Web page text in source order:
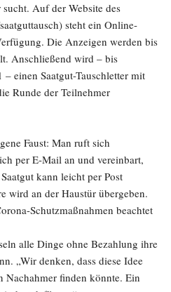
Auf der Website des
steht ein Online-
Die Anzeigen werden bis
Anschließend wird – bis
einen Saatgut-Tauschletter mit
Runde der Teilnehmer
Faust: Man ruft sich
per E-Mail an und vereinbart,
kann leicht per Post
wird an der Haustür übergeben.
Schutzmaßnahmen beachtet
alle Dinge ohne Bezahlung ihre
„Wir denken, dass diese Idee
Nachahmer finden könnte. Ein